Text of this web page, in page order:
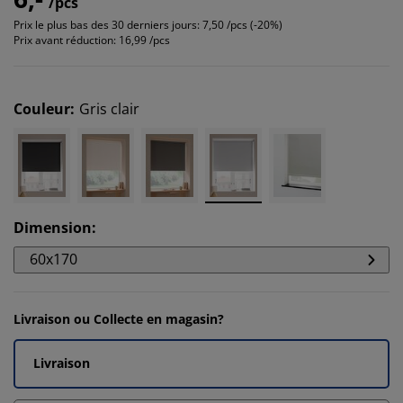
Prix le plus bas des 30 derniers jours: 7,50 /pcs (-20%)
Prix avant réduction: 16,99 /pcs
Couleur: Gris clair
Dimension:
60x170
Livraison ou Collecte en magasin?
Livraison